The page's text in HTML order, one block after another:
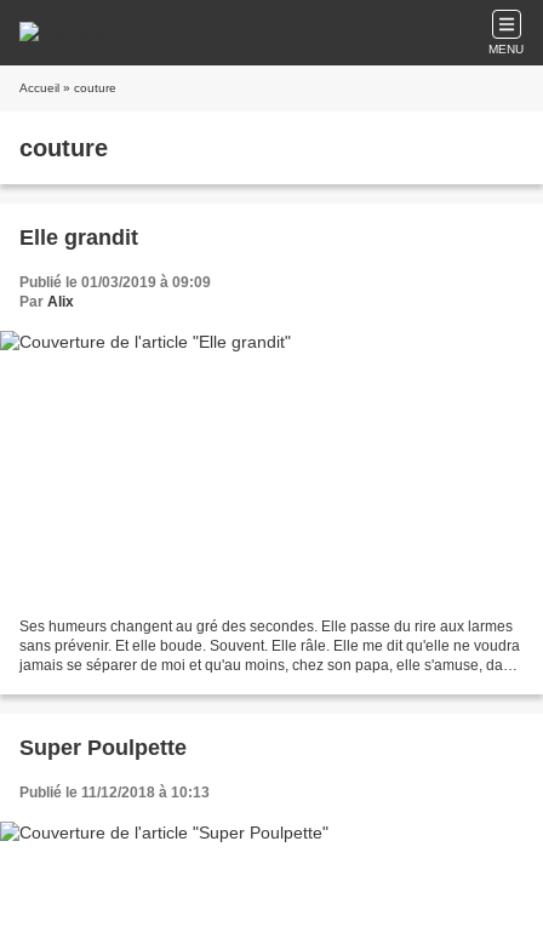
MENU
Accueil » couture
couture
Elle grandit
Publié le 01/03/2019 à 09:09
Par Alix
Ses humeurs changent au gré des secondes. Elle passe du rire aux larmes
sans prévenir. Et elle boude. Souvent. Elle râle. Elle me dit qu'elle ne voudra
jamais se séparer de moi et qu'au moins, chez son papa, elle s'amuse, dans
Super Poulpette
Publié le 11/12/2018 à 10:13